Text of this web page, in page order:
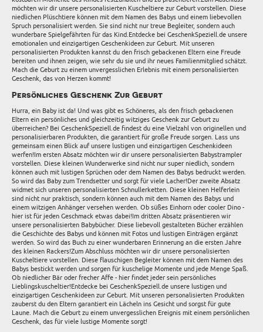
möchten wir dir unsere personalisierten Kuscheltiere zur Geburt vorstellen. Diese
niedlichen Plüschtiere können mit dem Namen des Babys und einem liebevollen
Spruch personalisiert werden. Sie sind nicht nur treue Begleiter, sondern auch
wunderbare Spielgefährten für das Kind.Entdecke bei GeschenkSpeziell.de unsere
emotionalen und einzigartigen Geschenkideen zur Geburt. Mit unseren
personalisierten Produkten kannst du den frisch gebackenen Eltern eine Freude
bereiten und ihnen zeigen, wie sehr du sie und ihr neues Familienmitglied schätzt.
Mach die Geburt zu einem unvergesslichen Erlebnis mit einem personalisierten
Geschenk, das von Herzen kommt!
Persönliches Geschenk Zur Geburt
Hurra, ein Baby ist da! Und was gibt es Schöneres, als den frisch gebackenen
Eltern ein persönliches und gleichzeitig witziges Geschenk zur Geburt zu
überreichen? Bei GeschenkSpeziell.de findest du eine Vielzahl von originellen und
personalisierbaren Produkten, die garantiert für große Freude sorgen. Lass uns
gemeinsam einen Blick auf unsere lustigen und einzigartigen Geschenkideen
werfen!Im ersten Absatz möchten wir dir unsere personalisierten Babystrampler
vorstellen. Diese kleinen Wunderwerke sind nicht nur super niedlich, sondern
können auch mit lustigen Sprüchen oder dem Namen des Babys bedruckt werden.
So wird das Baby zum Trendsetter und sorgt für viele Lacher!Der zweite Absatz
widmet sich unseren personalisierten Schnullerketten. Diese kleinen Helferlein
sind nicht nur praktisch, sondern können auch mit dem Namen des Babys und
einem witzigen Anhänger versehen werden. Ob süßes Einhorn oder cooler Dino -
hier ist für jeden Geschmack etwas dabei!Im dritten Absatz präsentieren wir
unsere personalisierten Babybücher. Diese liebevoll gestalteten Bücher erzählen
die Geschichte des Babys und können mit Fotos und lustigen Einträgen ergänzt
werden. So wird das Buch zu einer wunderbaren Erinnerung an die ersten Jahre
des kleinen Rackers!Zum Abschluss möchten wir dir unsere personalisierten
Kuscheltiere vorstellen. Diese flauschigen Begleiter können mit dem Namen des
Babys bestickt werden und sorgen für kuschelige Momente und jede Menge Spaß.
Ob niedlicher Bär oder frecher Affe - hier findet jeder sein persönliches
Lieblingskuscheltier!Entdecke bei GeschenkSpeziell.de unsere lustigen und
einzigartigen Geschenkideen zur Geburt. Mit unseren personalisierten Produkten
zauberst du den Eltern garantiert ein Lächeln ins Gesicht und sorgst für gute
Laune. Mach die Geburt zu einem unvergesslichen Ereignis mit einem persönlichen
Geschenk, das für viele lustige Momente sorgt!